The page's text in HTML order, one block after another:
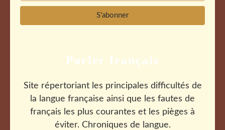
Parler français
Site répertoriant les principales difficultés de
la langue française ainsi que les fautes de
français les plus courantes et les pièges à
éviter. Chroniques de langue.